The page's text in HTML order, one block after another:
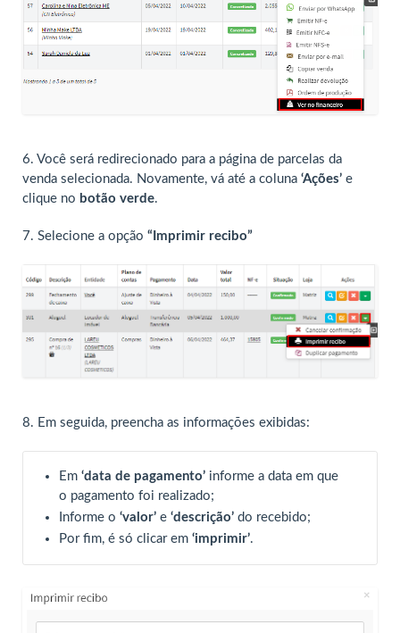
6. Você será redirecionado para a página de parcelas da
venda selecionada. Novamente, vá até a coluna ‘Ações’ e
clique no botão verde.
7. Selecione a opção “Imprimir recibo”
8. Em seguida, preencha as informações exibidas:
Em ‘data de pagamento’ informe a data em que
o pagamento foi realizado;
Informe o ‘valor’ e ‘descrição’ do recebido;
Por fim, é só clicar em ‘imprimir’.